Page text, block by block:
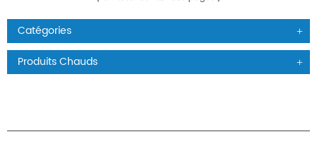
Catégories
Produits Chauds